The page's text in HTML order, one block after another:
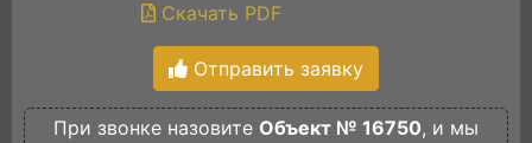
Скачать PDF
Отправить заявку
При звонке назовите Объект № 16750, и мы